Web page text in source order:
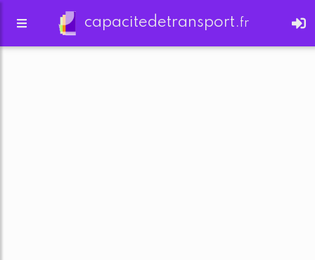
capacitedetransport.fr